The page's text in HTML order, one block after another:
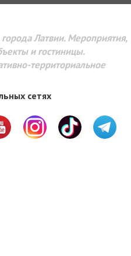
Латвии. Мероприятия,
и гостиницы.
территориальное
сетях